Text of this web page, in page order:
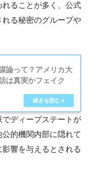
ることが多く、公式
る秘密のグループや
論って？アメリカ大
は真実かフェイク
ディープステートが
的機関内部に隠れて
響を与えるとされる